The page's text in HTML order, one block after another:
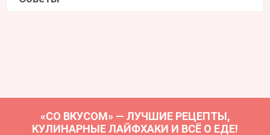
«СО ВКУСОМ» — ЛУЧШИЕ РЕЦЕПТЫ,
КУЛИНАРНЫЕ ЛАЙФХАКИ И ВСЁ О ЕДЕ!